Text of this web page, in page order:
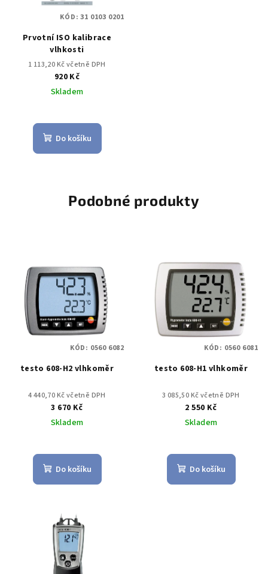
Prvotní ISO kalibrace
vlhkosti
1 113,20 Kč včetně DPH
920 Kč
Skladem
Do košíku
KÓD:31 0103 0201
Podobné produkty
testo 608-H2 vlhkoměr
4 440,70 Kč včetně DPH
3 670 Kč
Skladem
Do košíku
KÓD: 0560 6082
testo 608-H1 vlhkoměr
3 085,50 Kč včetně DPH
2 550 Kč
Skladem
Do košíku
KÓD: 0560 6081